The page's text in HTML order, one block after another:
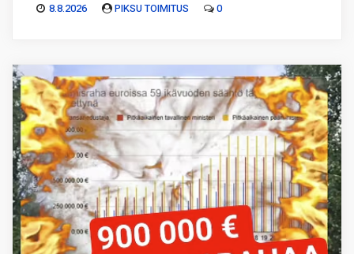
8.8.2026 PIKSU TOIMITUS 0